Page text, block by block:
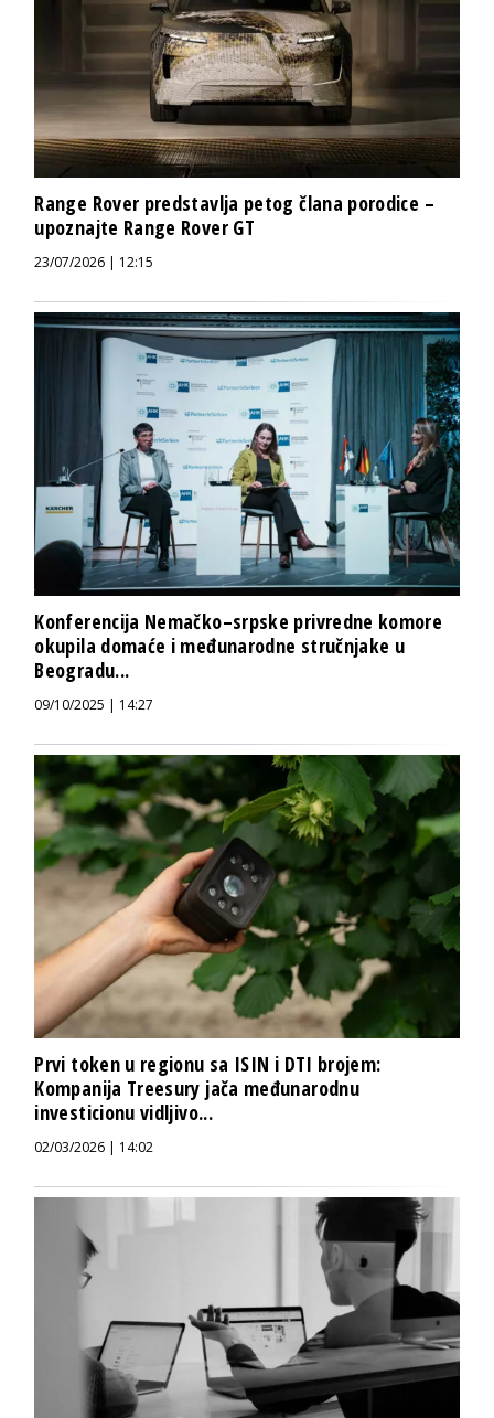
Range Rover predstavlja petog člana porodice –
upoznajte Range Rover GT
23/07/2026 | 12:15
Konferencija Nemačko–srpske privredne komore
okupila domaće i međunarodne stručnjake u
Beogradu...
09/10/2025 | 14:27
Prvi token u regionu sa ISIN i DTI brojem:
Kompanija Treesury jača međunarodnu
investicionu vidljivo...
02/03/2026 | 14:02